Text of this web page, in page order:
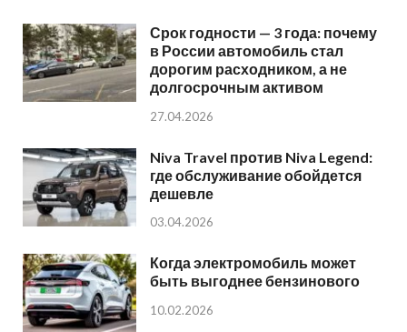
Срок годности — 3 года: почему
в России автомобиль стал
дорогим расходником, а не
долгосрочным активом
27.04.2026
Niva Travel против Niva Legend:
где обслуживание обойдется
дешевле
03.04.2026
Когда электромобиль может
быть выгоднее бензинового
10.02.2026